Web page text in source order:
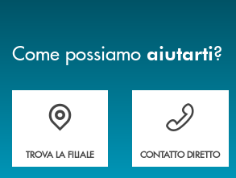
Come possiamo aiutarti?
Accedi all' elenco completo delle filiali della
TROVA LA FILIALE
Hai bisogno di
CONTATTO DIRETTO